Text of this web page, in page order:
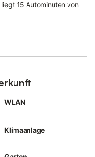
15 Autominuten von
über ein
und beeindruckt
verbindet.
wird mit den Gästen
und besteht aus einem
WLAN
Klimaanlage